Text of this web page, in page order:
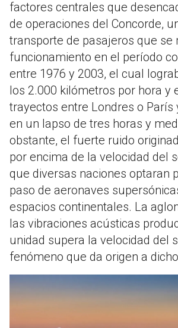
factores centrales que
de operaciones del Concorde,
transporte de pasajeros que se
funcionamiento en el período
entre 1976 y 2003, el cual
los 2.000 kilómetros por hora y
trayectos entre Londres o París
en un lapso de tres horas y
obstante, el fuerte ruido
por encima de la velocidad del
que diversas naciones optaran
paso de aeronaves
espacios continentales. La
las vibraciones acústicas
unidad supera la velocidad del
fenómeno que da origen a